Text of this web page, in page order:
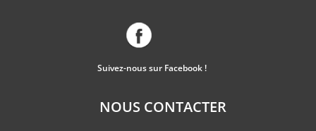
Suivez-nous sur Facebook !
NOUS CONTACTER